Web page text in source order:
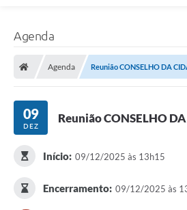
Agenda
Agenda Reunião CONSELHO DA
09
DEZ
Reunião CONSELHO
Início: 09/12/2025 às 13h15
Encerramento: 09/12/2025 às